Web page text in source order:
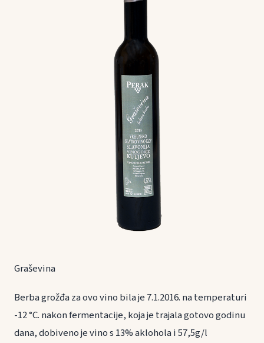
Graševina
Berba grožđa za ovo vino bila je 7.1.2016. na temperaturi
-12 °C. nakon fermentacije, koja je trajala gotovo godinu
dana, dobiveno je vino s 13% aklohola i 57,5g/l